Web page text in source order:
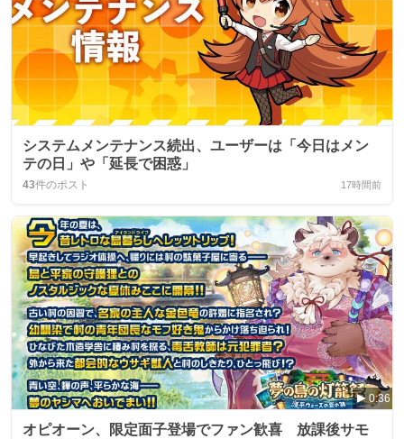
システムメンテナンス続出、ユーザーは「今日はメン
テの日」や「延長で困惑」
43件のポスト 17時間前
0:36
オピオーン、限定面子登場でファン歓喜 放課後サモ